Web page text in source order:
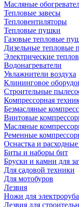
Масляные
Тепловые завесы
Тепловентиляторы
Тепловые пушки
Газовые тепловые
Дизельные тепловые
Электрические
Водонагреватели
Увлажнители воздуха
Клининговое
Строительные
Компрессорная
Безмасляные
Винтовые
Масляные
Ременные
Оснастка и
Биты и наборы бит
Бруски и камни для
Для садовой техники
Для мотобуров
Лезвия
Ножи для
Лезвия для